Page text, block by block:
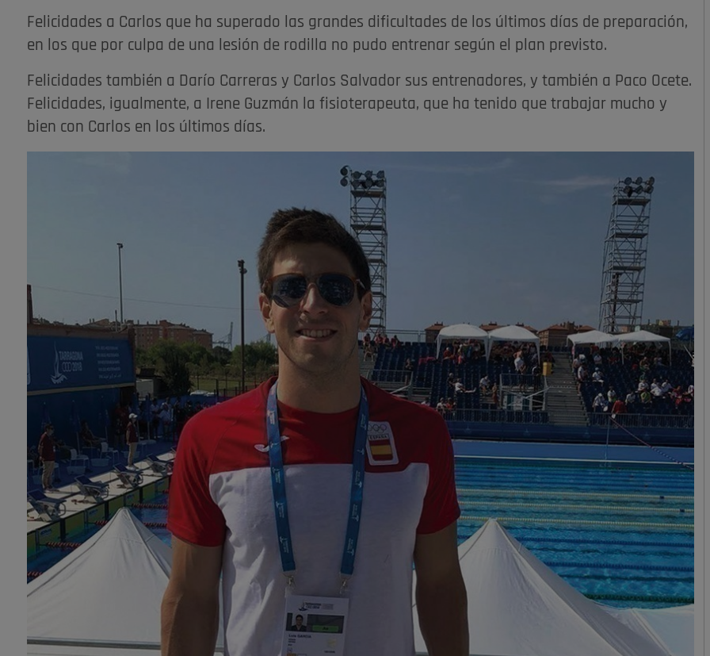
Felicidades a Carlos que ha superado las grandes dificultades de los últimos días de preparación,
en los que por culpa de una lesión de rodilla no pudo entrenar según el plan previsto.
Felicidades también a Darío Carreras y Carlos Salvador sus entrenadores, y también a Paco Ocete.
Felicidades, igualmente, a Irene Guzmán la fisioterapeuta, que ha tenido que trabajar mucho y
bien con Carlos en los últimos días.